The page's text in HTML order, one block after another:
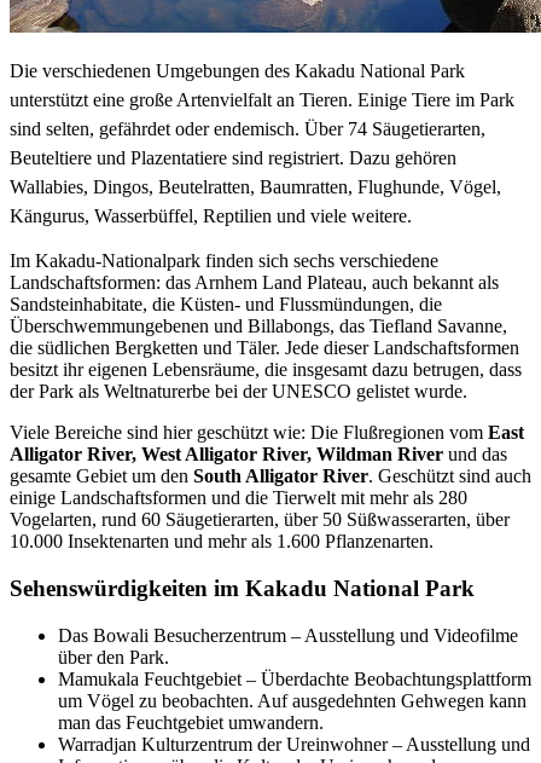
Die verschiedenen Umgebungen des Kakadu National Park
unterstützt eine große Artenvielfalt an Tieren. Einige Tiere im Park
sind selten, gefährdet oder endemisch. Über 74 Säugetierarten,
Beuteltiere und Plazentatiere sind registriert. Dazu gehören
Wallabies, Dingos, Beutelratten, Baumratten, Flughunde, Vögel,
Kängurus, Wasserbüffel, Reptilien und viele weitere.
Im Kakadu-Nationalpark finden sich sechs verschiedene
Landschaftsformen: das Arnhem Land Plateau, auch bekannt als
Sandsteinhabitate, die Küsten- und Flussmündungen, die
Überschwemmungebenen und Billabongs, das Tiefland Savanne,
die südlichen Bergketten und Täler. Jede dieser Landschaftsformen
besitzt ihr eigenen Lebensräume, die insgesamt dazu betrugen, dass
der Park als Weltnaturerbe bei der UNESCO gelistet wurde.
Viele Bereiche sind hier geschützt wie: Die Flußregionen vom East
Alligator River, West Alligator River, Wildman River und das
gesamte Gebiet um den South Alligator River. Geschützt sind auch
einige Landschaftsformen und die Tierwelt mit mehr als 280
Vogelarten, rund 60 Säugetierarten, über 50 Süßwasserarten, über
10.000 Insektenarten und mehr als 1.600 Pflanzenarten.
Sehenswürdigkeiten im Kakadu National Park
Das Bowali Besucherzentrum – Ausstellung und Videofilme
über den Park.
Mamukala Feuchtgebiet – Überdachte Beobachtungsplattform
um Vögel zu beobachten. Auf ausgedehnten Gehwegen kann
man das Feuchtgebiet umwandern.
Warradjan Kulturzentrum der Ureinwohner – Ausstellung und